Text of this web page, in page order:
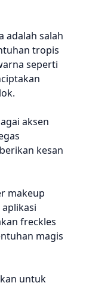
adalah salah
tropis
seperti
aksen
kesan
makeup
freckles
magis
untuk